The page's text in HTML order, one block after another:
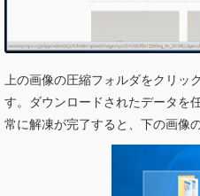
上の画像の圧縮フォルダをクリッ
す。ダウンロードされたデータを
常に解凍が完了すると、下の画像